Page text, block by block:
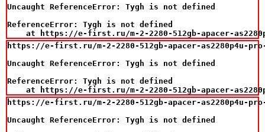
Uncaught ReferenceError: Tygh is not defined
ReferenceError: Tygh is not defined
at https://e-first.ru/m-2-2280-512gb-apacer-
https://e-first.ru/m-2-2280-512gb-apacer-as2280p4u-pro-
Uncaught ReferenceError: Tygh is not defined
ReferenceError: Tygh is not defined
at https://e-first.ru/m-2-2280-512gb-apacer-
https://e-first.ru/m-2-2280-512gb-apacer-as2280p4u-pro-
Uncaught ReferenceError: Tygh is not defined